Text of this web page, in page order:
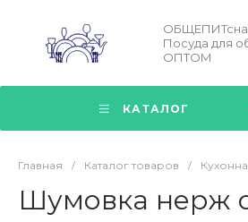
Посуда для
ОПТОМ
КАТАЛОГ
Главная / Каталог товаров /
Шумовка нерж